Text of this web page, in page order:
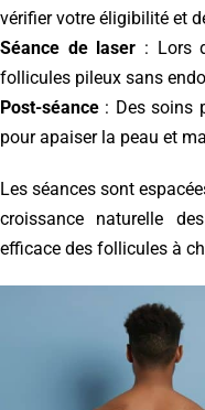
vérifier votre éligibilité et
Séance de laser : Lors
follicules pileux sans
Post-séance : Des soins
pour apaiser la peau et
Les séances sont
croissance naturelle
efficace des follicules à